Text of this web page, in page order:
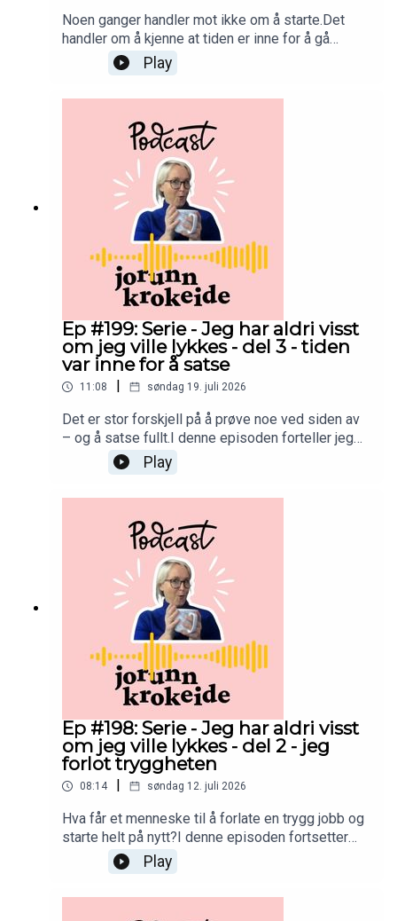
Noen ganger handler mot ikke om å starte.Det
handler om å kjenne at tiden er inne for å gå
videre.I denne episoden forteller jeg om da jeg
forlot klinikken jeg hadde vært med på å bygge
opp – og tok spranget til å starte min egen klinikk
skulle jeg gjøre alt selv.Finne lokaler.Bygge opp
en ny klinikk.Få kundene til å finne meg.Skape noe
helt på min måte.Jeg visste ikke om det kom til å
lykkes.Jeg visste bare at tiden var inne.God
lytting! 💛
Play
Ep #199: Serie - Jeg har aldri visst
om jeg ville lykkes - del 3 - tiden
var inne for å satse
11:08 søndag 19. juli 2026
Det er stor forskjell på å prøve noe ved siden av
– og å satse fullt.I denne episoden forteller jeg
om overgangen fra å bygge opp en ny retning på
deltid til å gjøre den til jobben min.Det var en tid
med mye læring, lite penger og mange
forstå noe som har fulgt meg resten av livet:Det
vi lærer gjennom erfaringene våre, kan en dag bli
det vi hjelper andre med.God lytting! 💛
Play
Ep #198: Serie - Jeg har aldri visst
om jeg ville lykkes - del 2 - jeg
forlot tryggheten
08:14 søndag 12. juli 2026
Hva får et menneske til å forlate en trygg jobb og
starte helt på nytt?I denne episoden fortsetter
historien som startet i forrige episode.Jeg
forteller om da jeg kjente en dragning mot
alternativ medisin, og hvorfor jeg valgte å følge
Play